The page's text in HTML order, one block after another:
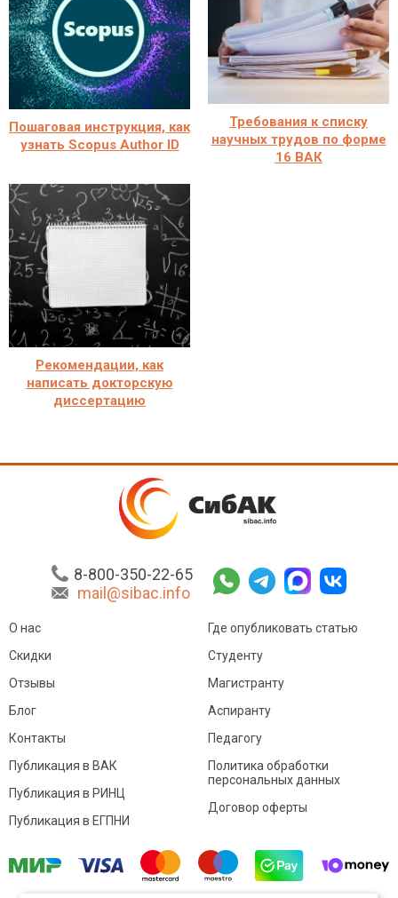
Пошаговая инструкция, как
узнать Scopus Author ID
Требования к списку
научных трудов по форме
16 ВАК
Рекомендации, как
написать докторскую
диссертацию
8-800-350-22-65
mail@sibac.info
О нас
Скидки
Отзывы
Блог
Контакты
Где опубликовать статью
Студенту
Магистранту
Аспиранту
Педагогу
Публикация в ВАК
Публикация в РИНЦ
Публикация в ЕГПНИ
Политика обработки
персональных данных
Договор оферты